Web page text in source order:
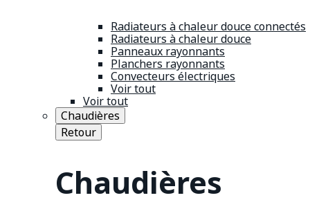
Radiateurs à chaleur douce connectés
Radiateurs à chaleur douce
Panneaux rayonnants
Planchers rayonnants
Convecteurs électriques
Voir tout
Voir tout
Chaudières
Retour
Chaudières